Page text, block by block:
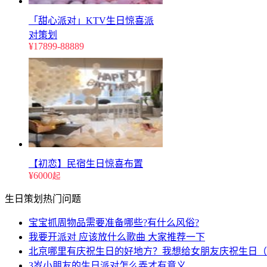
「甜心派对」KTV生日惊喜派
对策划
¥17899-88889
【初恋】民宿生日惊喜布置
¥6000起
生日策划热门问题
宝宝抓周物品需要准备哪些?有什么风俗?
我要开派对 应该放什么歌曲 大家推荐一下
北京哪里有庆祝生日的好地方？我想给女朋友庆祝生日（